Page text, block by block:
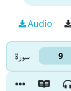
Audio
سورۃ 9